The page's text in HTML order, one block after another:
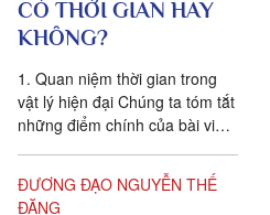
CÓ THỜI GIAN HAY
KHÔNG?
1. Quan niệm thời gian trong
vật lý hiện đại Chúng ta tóm tắt
những điểm chính của bài viết
ĐƯƠNG ĐẠO NGUYỄN THẾ
ĐĂNG